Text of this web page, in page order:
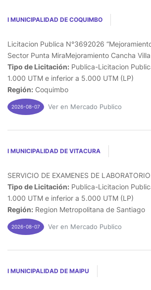
I MUNICIPALIDAD DE COQUIMBO
Licitacion Publica N°3692026
Sector Punta MiraMejoramiento Cancha
Tipo de Licitación: Publica-Licitacion
1.000 UTM e inferior a 5.000 UTM (LP)
Región: Coquimbo
2026-08-07 Ver en Mercado Publico
I MUNICIPALIDAD DE VITACURA
SERVICIO DE EXAMENES DE
Tipo de Licitación: Publica-Licitacion
1.000 UTM e inferior a 5.000 UTM (LP)
Región: Region Metropolitana de Santiago
2026-08-07 Ver en Mercado Publico
I MUNICIPALIDAD DE MAIPU